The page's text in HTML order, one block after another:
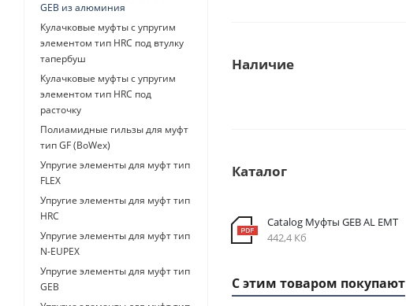
Наличие
Каталог
Catalog Муфты GEB AL EMT
442,4 Кб
С этим товаром покупают
GEB из алюминия
Кулачковые муфты с упругим
элементом тип HRC под втулку
тапербуш
Кулачковые муфты с упругим
элементом тип HRC под
расточку
Полиамидные гильзы для муфт
тип GF (BoWex)
Упругие элементы для муфт тип
FLEX
Упругие элементы для муфт тип
HRC
Упругие элементы для муфт тип
N-EUPEX
Упругие элементы для муфт тип
GEB